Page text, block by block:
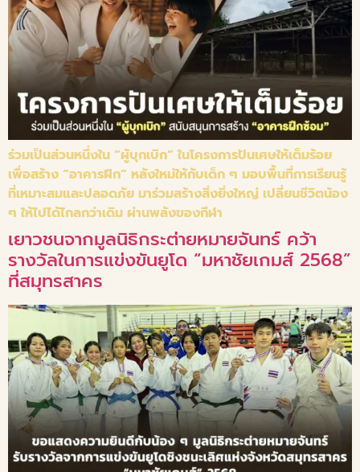
ร่วมเป็นส่วนหนึ่งใน “ผู้บุกเบิก” ในโครงการปันเศษให้เต็มร้อย
เพื่อสร้าง “อาคารฝึก” หลังใหม่ให้กับเด็ก ๆ มอบพื้นที่การเรียนรู้
ที่เหมาะสมและปลอดภัย มาร่วมสร้างสิ่งยิ่งใหญ่ เปลี่ยนชีวิตน้อง
ๆ ให้ไปได้ไกลกว่าเดิม ผ่านพลังของกีฬา
เยาวชนจากมูลนิธิกระต่ายหมายจันทร์ คว้า
รางวัลในการแข่งขันยูโด “มหาชัยเกมส์ 2568”
ที่สมุทรสาคร